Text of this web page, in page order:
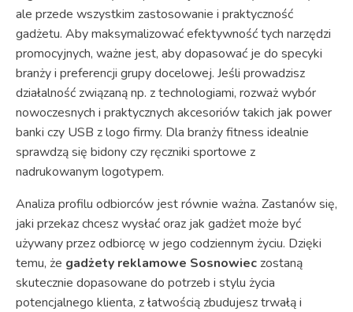
ale przede wszystkim zastosowanie i praktyczność
gadżetu. Aby maksymalizować efektywność tych narzędzi
promocyjnych, ważne jest, aby dopasować je do specyki
branży i preferencji grupy docelowej. Jeśli prowadzisz
działalność związaną np. z technologiami, rozważ wybór
nowoczesnych i praktycznych akcesoriów takich jak power
banki czy USB z logo firmy. Dla branży fitness idealnie
sprawdzą się bidony czy ręczniki sportowe z
nadrukowanym logotypem.
Analiza profilu odbiorców jest równie ważna. Zastanów się,
jaki przekaz chcesz wysłać oraz jak gadżet może być
używany przez odbiorcę w jego codziennym życiu. Dzięki
temu, że gadżety reklamowe Sosnowieczostaną
skutecznie dopasowane do potrzeb i stylu życia
potencjalnego klienta, z łatwością zbudujesz trwałą i